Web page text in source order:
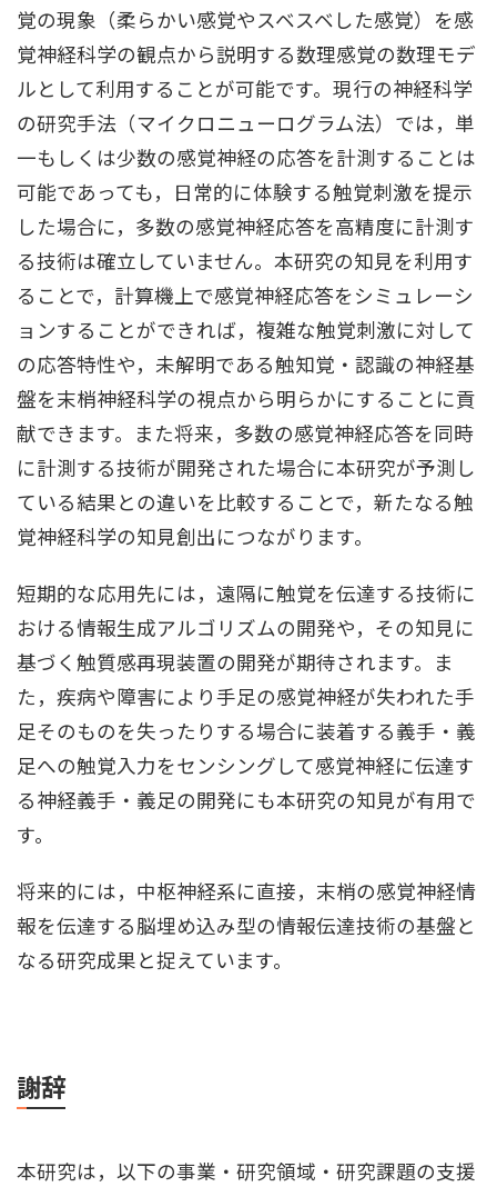
覚の現象（柔らかい感覚やスベスベした感覚）を感
覚神経科学の観点から説明する数理感覚の数理モデ
ルとして利用することが可能です。現行の神経科学
の研究手法（マイクロニューログラム法）では，単
一もしくは少数の感覚神経の応答を計測することは
可能であっても，日常的に体験する触覚刺激を提示
した場合に，多数の感覚神経応答を高精度に計測す
る技術は確立していません。本研究の知見を利用す
ることで，計算機上で感覚神経応答をシミュレーシ
ョンすることができれば，複雑な触覚刺激に対して
の応答特性や，未解明である触知覚・認識の神経基
盤を末梢神経科学の視点から明らかにすることに貢
献できます。また将来，多数の感覚神経応答を同時
に計測する技術が開発された場合に本研究が予測し
ている結果との違いを比較することで，新たなる触
覚神経科学の知見創出につながります。
短期的な応用先には，遠隔に触覚を伝達する技術に
おける情報生成アルゴリズムの開発や，その知見に
基づく触質感再現装置の開発が期待されます。ま
た，疾病や障害により手足の感覚神経が失われた手
足そのものを失ったりする場合に装着する義手・義
足への触覚入力をセンシングして感覚神経に伝達す
る神経義手・義足の開発にも本研究の知見が有用で
す。
将来的には，中枢神経系に直接，末梢の感覚神経情
報を伝達する脳埋め込み型の情報伝達技術の基盤と
なる研究成果と捉えています。
謝辞
本研究は，以下の事業・研究領域・研究課題の支援